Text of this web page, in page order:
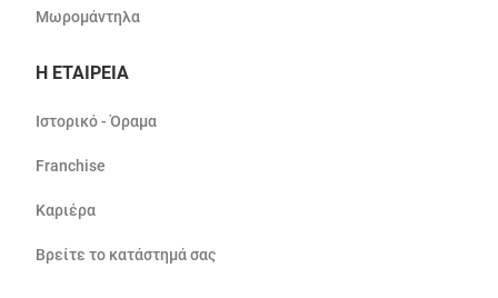
Μωρομάντηλα
Η ΕΤΑΙΡΕΙΑ
Ιστορικό - Όραμα
Franchise
Καριέρα
Βρείτε το κατάστημά σας